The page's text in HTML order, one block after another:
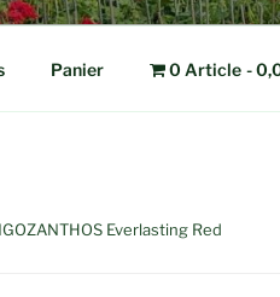
Panier 0 Article
Everlasting Red